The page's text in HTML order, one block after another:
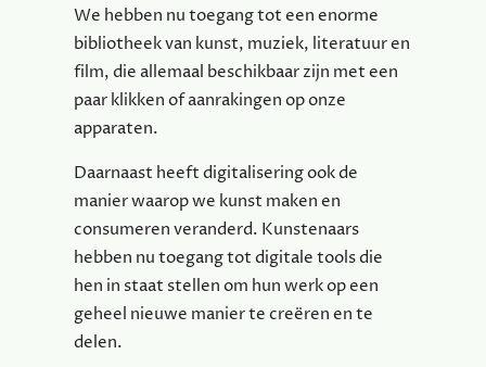
We hebben nu toegang tot een enorme
bibliotheek van kunst, muziek, literatuur en
film, die allemaal beschikbaar zijn met een
paar klikken of aanrakingen op onze
apparaten.
Daarnaast heeft digitalisering ook de
manier waarop we kunst maken en
consumeren veranderd. Kunstenaars
hebben nu toegang tot digitale tools die
hen in staat stellen om hun werk op een
geheel nieuwe manier te creëren en te
delen.